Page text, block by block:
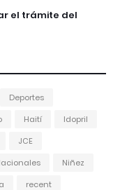
el trámite del
Deportes
Haití
Idopril
JCE
Niñez
recent